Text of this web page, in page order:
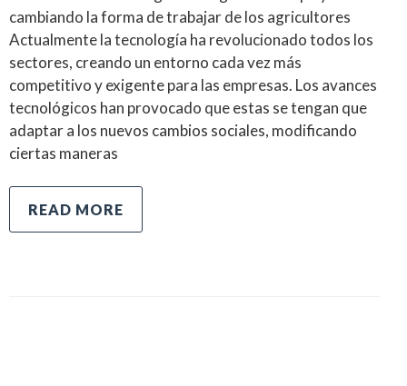
cambiando la forma de trabajar de los agricultores
Actualmente la tecnología ha revolucionado todos los
sectores, creando un entorno cada vez más
competitivo y exigente para las empresas. Los avances
tecnológicos han provocado que estas se tengan que
adaptar a los nuevos cambios sociales, modificando
ciertas maneras
READ MORE